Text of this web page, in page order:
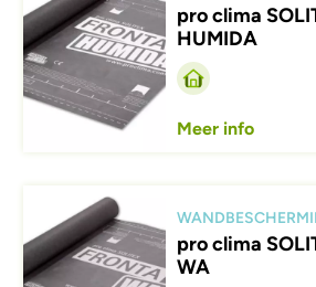
pro clima
HUMIDA
Meer info
Afbeelding
pro clima
WA